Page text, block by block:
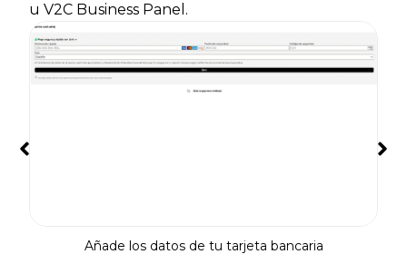
u V2C Business Panel.
Añade los datos de tu tarjeta bancaria